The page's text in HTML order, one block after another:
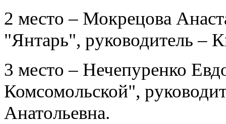
2 место – Мокрецова
"Янтарь", руководитель –
3 место – Нечепуренко
Комсомольской",
Анатольевна.